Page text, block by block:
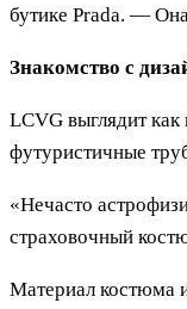
бутике Prada. —
Знакомство с
LCVG выглядит
футуристичные
«Нечасто
страховочный
Материал костюма